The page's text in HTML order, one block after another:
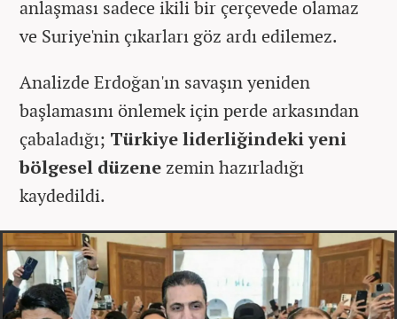
anlaşması sadece ikili bir çerçevede olamaz
ve Suriye'nin çıkarları göz ardı edilemez.
Analizde Erdoğan'ın savaşın yeniden
başlamasını önlemek için perde arkasından
çabaladığı; Türkiye liderliğindeki yeni
bölgesel düzene zemin hazırladığı
kaydedildi.